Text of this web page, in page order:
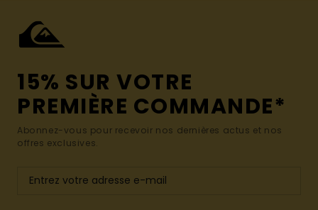
15% SUR VOTRE
PREMIÈRE COMMANDE*
Abonnez-vous pour recevoir nos dernières actus et nos
offres exclusives.